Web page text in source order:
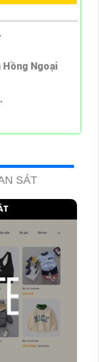
Hồng Ngoại
SÁT